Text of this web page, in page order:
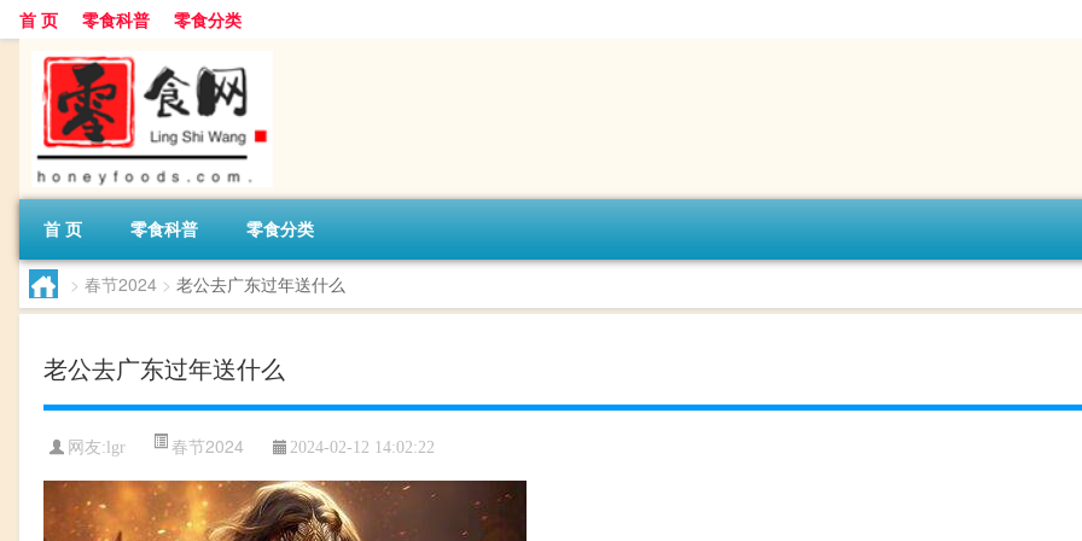
首 页 零食科普 零食分类
首 页 零食科普 零食分类
> 春节2024 > 老公去广东过年送什么
老公去广东过年送什么
网友: lgr 春节2024 2024-02-12 14:02:22